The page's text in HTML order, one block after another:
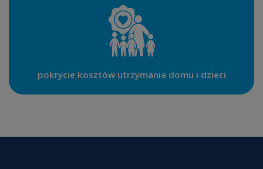
pokrycie kosztów utrzymania domu i dzieci